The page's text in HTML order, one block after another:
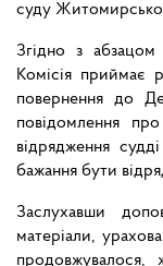
суду
Згідно з
Комісія приймає
повернення до
повідомлення
відрядження
бажання бути
Заслухавши
матеріали,